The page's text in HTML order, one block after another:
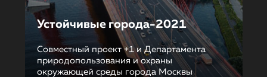
Устойчивые города-2021
Совместный проект +1 и Департамента
природопользования и охраны
окружающей среды города Москвы